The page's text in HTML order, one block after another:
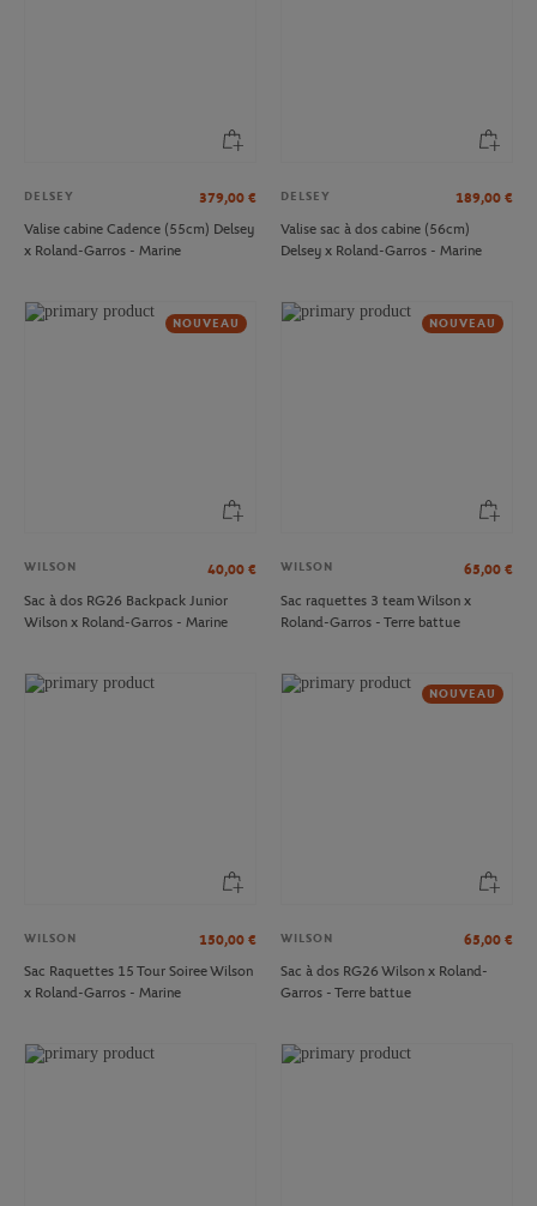
DELSEY 379,00 €
Valise cabine Cadence (55cm) Delsey
x Roland-Garros - Marine
DELSEY 189,00 €
Valise sac à dos cabine (56cm)
Delsey x Roland-Garros - Marine
NOUVEAU
WILSON 40,00 €
Sac à dos RG26 Backpack Junior
Wilson x Roland-Garros - Marine
NOUVEAU
WILSON 65,00 €
Sac raquettes 3 team Wilson x
Roland-Garros - Terre battue
WILSON 150,00 €
Sac Raquettes 15 Tour Soiree Wilson
x Roland-Garros - Marine
NOUVEAU
WILSON 65,00 €
Sac à dos RG26 Wilson x Roland-
Garros - Terre battue